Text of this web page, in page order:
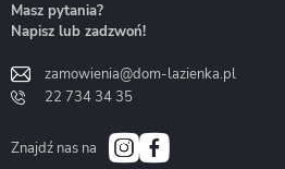
Bath&Spa
Masz pytania?
Napisz lub zadzwoń!
zamowienia@dom-lazienka.pl
22 734 34 35
Znajdź nas na